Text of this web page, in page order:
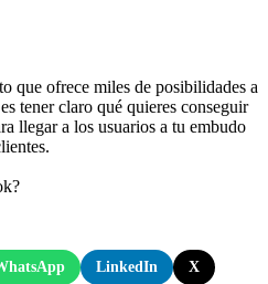
que ofrece miles de posibilidades a
tener claro qué quieres conseguir
llegar a los usuarios a tu embudo
LinkedIn X